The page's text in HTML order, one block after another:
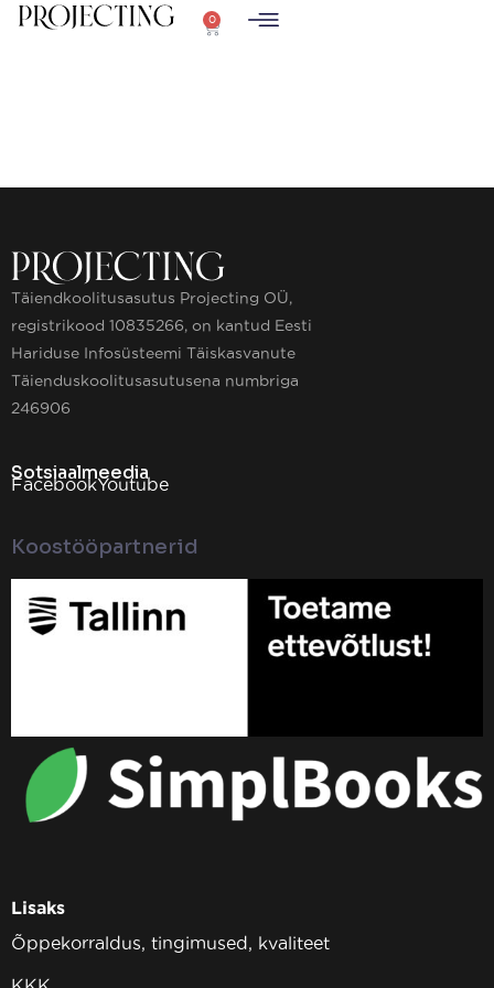
0
Täiendkoolitusasutus Projecting OÜ,
registrikood 10835266, on kantud Eesti
Hariduse Infosüsteemi Täiskasvanute
Täienduskoolitusasutusena numbriga
246906
Sotsiaalmeedia
FacebookYoutube
Koostööpartnerid
Lisaks
Õppekorraldus, tingimused, kvaliteet